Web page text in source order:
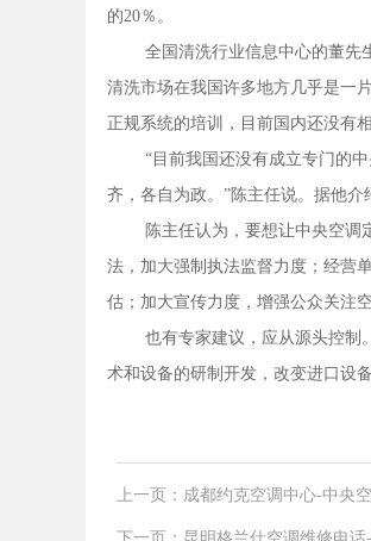
的20％。
全国清洗行业信息中心的董先
清洗市场在我国许多地方几乎是一
正规系统的培训，目前国内还没有
“目前我国还没有成立专门的
齐，各自为政。”陈主任说。据他
陈主任认为，要想让中央空调
法，加大强制执法监督力度；经营
估；加大宣传力度，增强公众关注
也有专家建议，应从源头控制
术和设备的研制开发，改变进口设
上一页：成都约克空调中心-中央